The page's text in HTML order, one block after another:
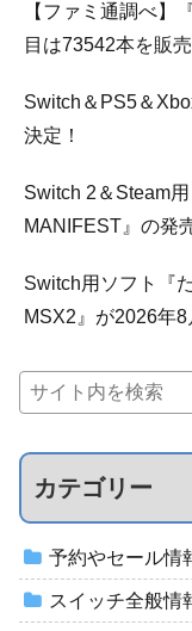
【ファミ通調べ】
目は73542本を販売
Switch＆PS5＆
決定！
Switch 2＆Steam
MANIFEST』の発
Switch用ソフト『
MSX2』が2026年8
カテゴリー
予約やセール情
スイッチ全般情